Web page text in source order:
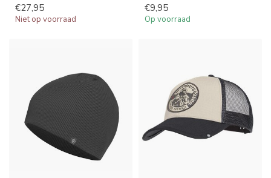
€27,95
Niet op voorraad
€9,95
Op voorraad